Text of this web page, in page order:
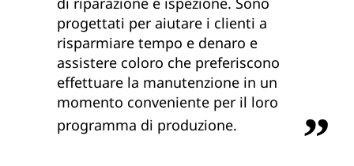
progettati per aiutare i clienti a
risparmiare tempo e denaro e
assistere coloro che preferiscono
effettuare la manutenzione in un
momento conveniente per il loro
programma di produzione.